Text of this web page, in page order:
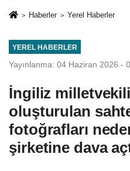
Haberler Yerel Haberler
YEREL HABERLER
Yayınlanma: 04 Haziran 2026 -
İngiliz
oluşturulan
fotoğrafları
şirketine dava